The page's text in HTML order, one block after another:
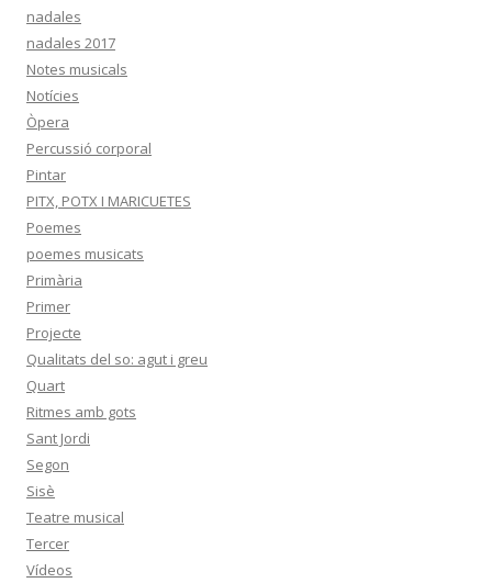
nadales
nadales 2017
Notes musicals
Notícies
Òpera
Percussió corporal
Pintar
PITX, POTX I MARICUETES
Poemes
poemes musicats
Primària
Primer
Projecte
Qualitats del so: agut i greu
Quart
Ritmes amb gots
Sant Jordi
Segon
Sisè
Teatre musical
Tercer
Vídeos